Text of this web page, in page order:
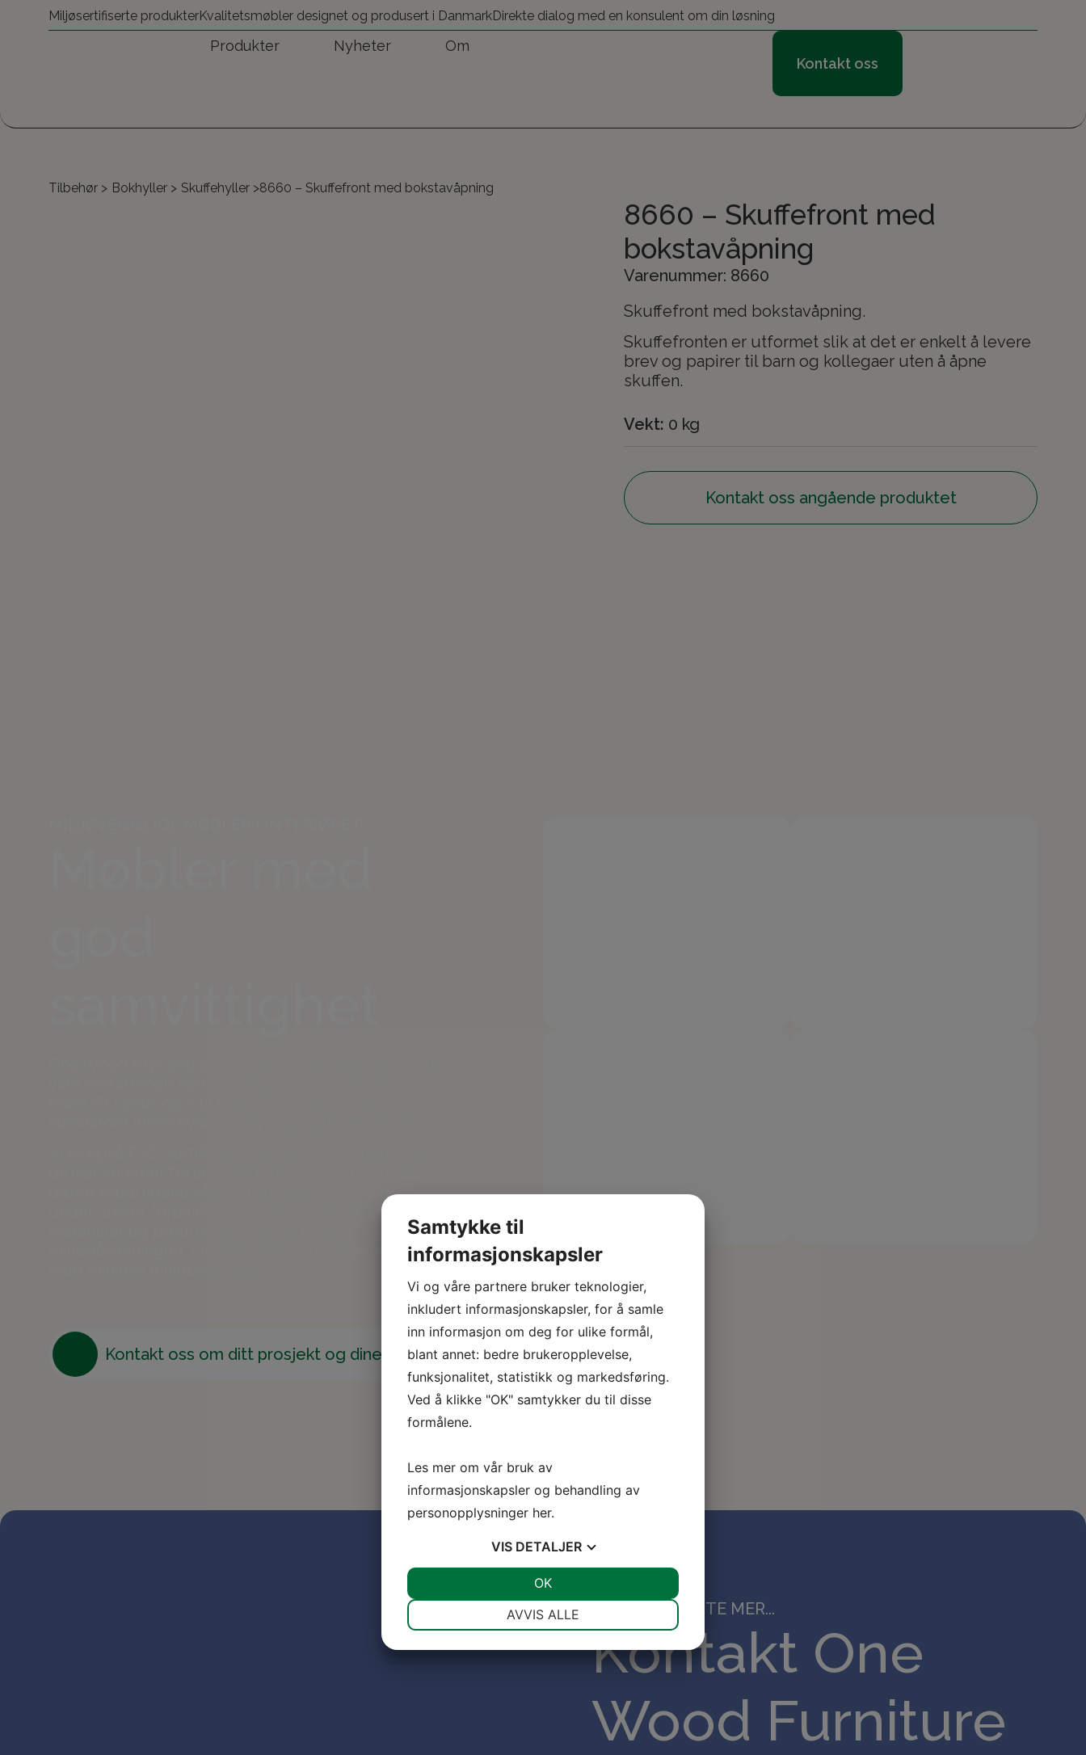
Miljøsertifiserte produkterKvalitetsmøbler designet og produsert i DanmarkDirekte dialog med en konsulent om din løsning
Produkter Nyheter
Om
Kontakt oss
Tilbehør > Bokhyller > Skuffehyller >8660 – Skuffefront med bokstavåpning
8660 – Skuffefront med
bokstavåpning
Varenummer: 8660
Skuffefront med bokstavåpning.
Skuffefronten er utformet slik at det er enkelt å levere
brev og papirer til barn og kollegaer uten å åpne
skuffen.
Vekt: 0 kg
Kontakt oss angående produktet
bærer produktene våre EUs miljømerke, som
understreker forpliktelsen vi har til bærekraftige
miljøpåvirkningen. Vi jobber aktivt for å levere møbler
Kontakt oss om ditt prosjekt og dine ideer
HVIS DU VIL VITE MER...
Kontakt One
Wood Furniture
Samtykke til
informasjonskapsler
Vi og våre partnere bruker teknologier,
inkludert informasjonskapsler, for å samle
inn informasjon om deg for ulike formål,
blant annet: bedre brukeropplevelse,
funksjonalitet, statistikk og markedsføring.
Ved å klikke "OK" samtykker du til disse
formålene.
Les mer om vår bruk av
informasjonskapsler og behandling av
personopplysninger her.
VIS DETALJER
STATISTIKK
AVVIS ALLE
OK